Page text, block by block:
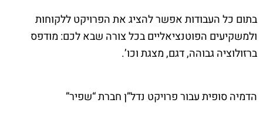
בתום כל העבודות אפשר להציג את הפרויקט ללקוחות
ולמשקיעים הפוטנציאליים בכל צורה שבא לכם: מודפס
ברזולוציה גבוהה, דגם, מצגת וכו’.
הדמיה סופית עבור פרויקט נדל”ן חברת “שפיר”